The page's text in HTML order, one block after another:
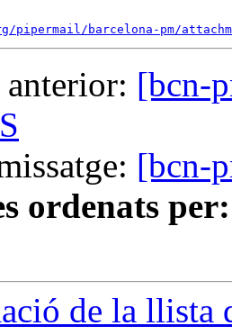
barcelona-pm/
[bcn-
[bcn-
ordenats per:
de la llista